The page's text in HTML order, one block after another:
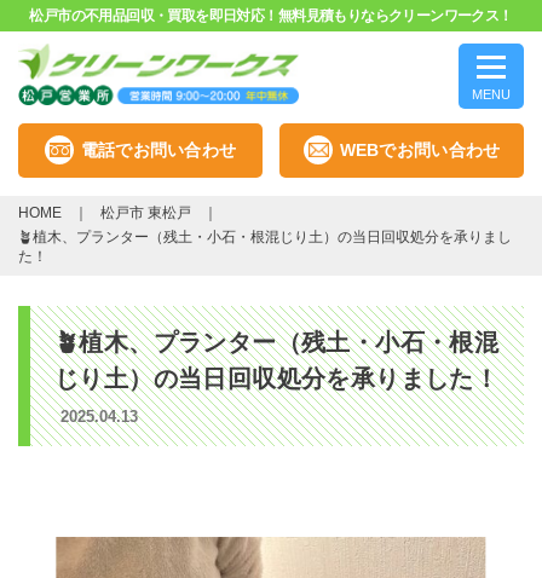
松戸市の不用品回収・買取を即日対応！無料見積もりならクリーンワークス！
MENU
電話でお問い合わせ WEBでお問い合わせ
HOME
松戸市 東松戸
🪴植木、プランター（残土・小石・根混じり土）の当日回収処分を承りまし
た！
🪴植木、プランター（残土・小石・根混
じり土）の当日回収処分を承りました！
2025.04.13